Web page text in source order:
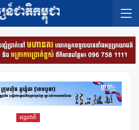
អន្តរជាតិ